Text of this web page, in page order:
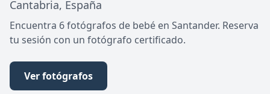
Cantabria, España
Encuentra 6 fotógrafos de bebé en Santander. Reserva
tu sesión con un fotógrafo certificado.
Ver fotógrafos